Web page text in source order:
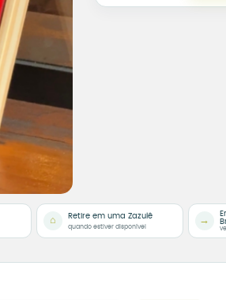
⌂ Retire em uma Zazulê
quando estiver disponível
→